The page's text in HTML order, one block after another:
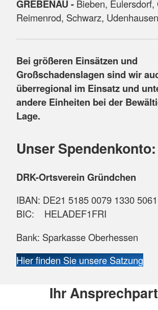
GREBENAU - Bieben, Eulersdorf,
Reimenrod, Schwarz,
Bei größeren Einsätzen und
Großschadenslagen sind wir
überregional im Einsatz und
andere Einheiten bei der
Lage.
Unser Spendenkonto:
DRK-Ortsverein Gründchen
IBAN: DE21 5185 0079 1330
BIC: HELADEF1FRI
Bank: Sparkasse Oberhessen
Hier finden Sie unsere Satzung
Ihr